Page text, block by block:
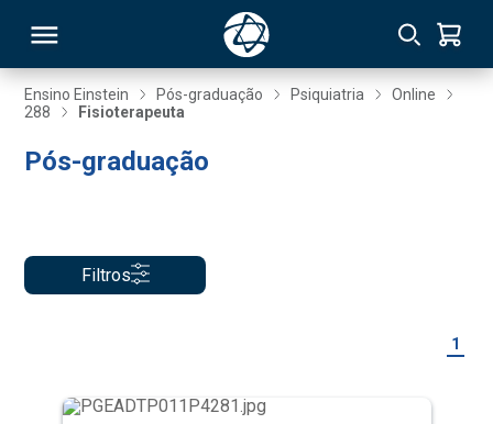
Ensino Einstein Pós-graduação Psiquiatria
Online
288
Fisioterapeuta
Pós-graduação
Filtros
1